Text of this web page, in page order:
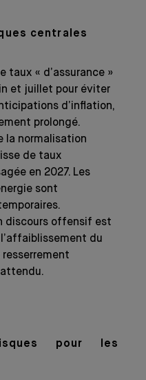
centrales
taux « d’assurance »
et juillet pour éviter
d’inflation,
prolongé.
la normalisation
de taux
en 2027. Les
sont
discours offensif est
du
pour les